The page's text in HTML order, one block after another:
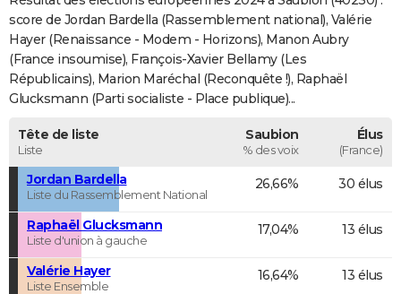
COPAINS D'AVANT
S'inscrire
Se connecter
Lycées
Collèges
Primaires
Universités
Entreprises
Service militaire
Avis de recherche
AVIS DE DÉCÈS
FORUM
score de Jordan Bardella (Rassemblement national), Valérie
Hayer (Renaissance - Modem - Horizons), Manon Aubry
(France insoumise), François-Xavier Bellamy (Les
Républicains), Marion Maréchal (Reconquête !), Raphaël
Glucksmann (Parti socialiste - Place publique)...
Tête de liste
Liste
Saubion
% des voix
Élus
(France)
Jordan Bardella
Liste du Rassemblement National
26,66% 30 élus
Raphaël Glucksmann
Liste d'union à gauche
17,04% 13 élus
Valérie Hayer
Liste Ensemble
16,64% 13 élus